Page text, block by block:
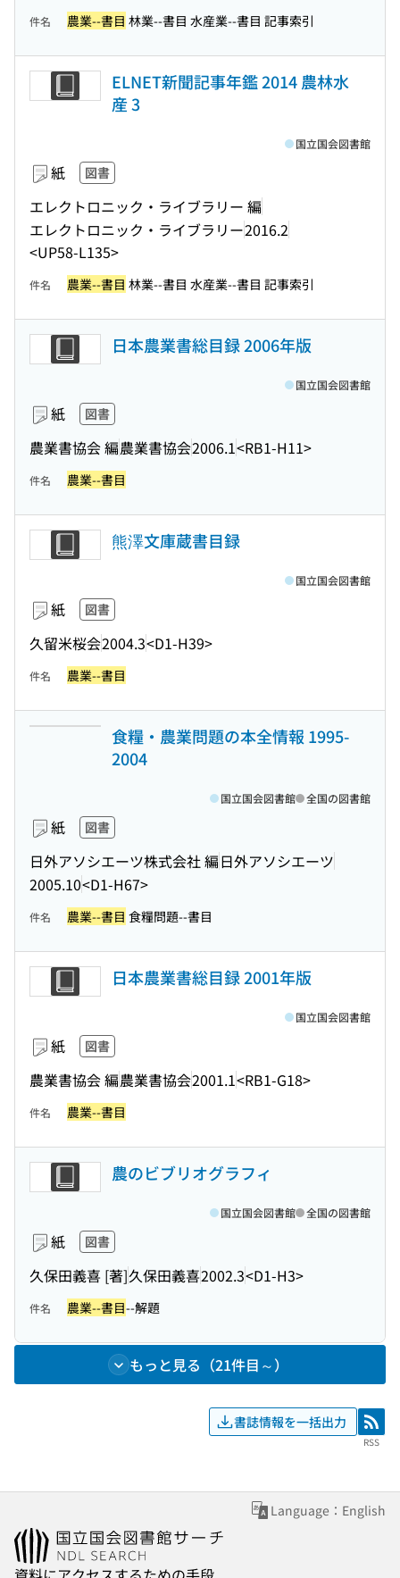
件名 農業--書目 林業--書目 水産業--書目 記事索引
ELNET新聞記事年鑑 2014 農林水
産 3
紙 図書
エレクトロニック・ライブラリー 編
エレクトロニック・ライブラリー2016.2
<UP58-L135>
国立国会図書館
件名 農業--書目 林業--書目 水産業--書目 記事索引
日本農業書総目録 2006年版
紙 図書
農業書協会 編農業書協会2006.1<RB1-H11>
国立国会図書館
件名 農業--書目
熊澤文庫蔵書目録
紙 図書
久留米桜会2004.3<D1-H39>
国立国会図書館
件名 農業--書目
食糧・農業問題の本全情報 1995-
2004
紙 図書
日外アソシエーツ株式会社 編日外アソシエーツ
2005.10<D1-H67>
国立国会図書館 全国の図書館
件名 農業--書目 食糧問題--書目
日本農業書総目録 2001年版
紙 図書
農業書協会 編農業書協会2001.1<RB1-G18>
国立国会図書館
件名 農業--書目
農のビブリオグラフィ
紙 図書
久保田義喜 [著]久保田義喜2002.3<D1-H3>
国立国会図書館 全国の図書館
件名 農業--書目--解題
もっと見る（21件目～）
書誌情報を一括出力 RSS
RSS
Language：English